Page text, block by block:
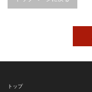
トップ